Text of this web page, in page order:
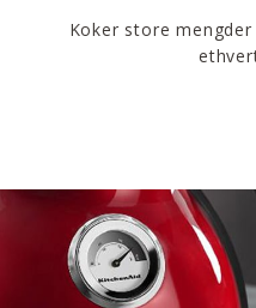
Koker store